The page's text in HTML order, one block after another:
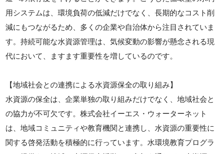
用システムは、環境負荷の低減だけでなく、長期的なコスト削
減にもつながるため、多くの企業や自治体から注目されていま
す。持続可能な水資源管理は、気候変動の影響が懸念される現
代において、ますます重要性を増しているのです。
【地域社会との連携による水資源保全の取り組み】
水資源の保全は、企業単独の取り組みだけでなく、地域社会と
の協力が不可欠です。株式会社イーエス・ウォーターネット
は、地域コミュニティや教育機関と連携し、水資源の重要性に
関する啓発活動を積極的に行っています。水環境教育プログラ